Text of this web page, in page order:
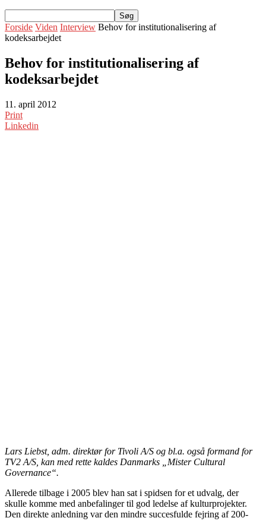
Forside Viden Interview Behov for institutionalisering af
kodeksarbejdet
Behov for institutionalisering af
kodeksarbejdet
11. april 2012
Print
Linkedin
Lars Liebst, adm. direktør for Tivoli A/S og bl.a. også formand for
TV2 A/S, kan med rette kaldes Danmarks „Mister Cultural
Governance“.
Allerede tilbage i 2005 blev han sat i spidsen for et udvalg, der
skulle komme med anbefalinger til god ledelse af kulturprojekter.
Den direkte anledning var den mindre succesfulde fejring af 200-